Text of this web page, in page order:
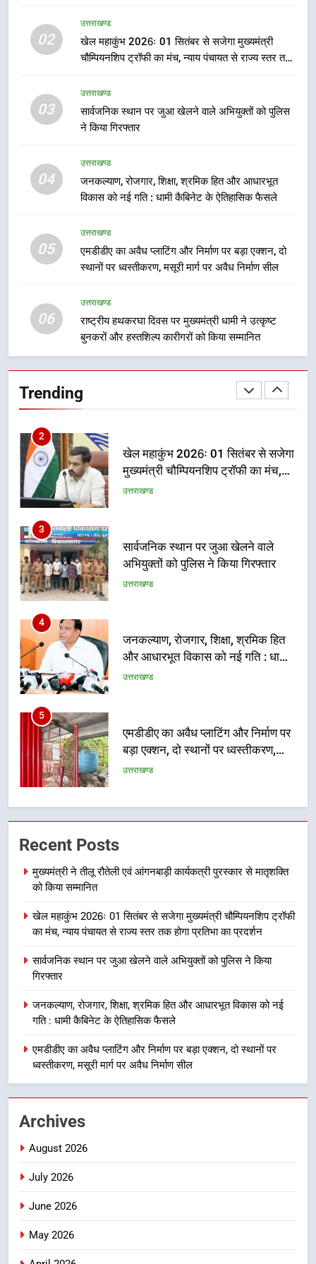
02
उत्तराखण्ड
खेल महाकुंभ 2026ः 01 सितंबर से सजेगा मुख्यमंत्री
चौम्पियनशिप ट्रॉफी का मंच, न्याय पंचायत से राज्य स्तर तक
03
उत्तराखण्ड
सार्वजनिक स्थान पर जुआ खेलने वाले अभियुक्तों को पुलिस
ने किया गिरफ्तार
04
उत्तराखण्ड
जनकल्याण, रोजगार, शिक्षा, श्रमिक हित और आधारभूत
विकास को नई गति : धामी कैबिनेट के ऐतिहासिक फैसले
05
उत्तराखण्ड
एमडीडीए का अवैध प्लाटिंग और निर्माण पर बड़ा एक्शन, दो
स्थानों पर ध्वस्तीकरण, मसूरी मार्ग पर अवैध निर्माण सील
06
उत्तराखण्ड
राष्ट्रीय हथकरघा दिवस पर मुख्यमंत्री धामी ने उत्कृष्ट
बुनकरों और हस्तशिल्प कारीगरों को किया सम्मानित
Trending
का गठन
मुख्यमंत्री धामी बोले- युवाओं को रोजगार
देना सरकार की सर्वोच्च प्राथमिकता, आने
1
मुख्यमंत्री ने तीलू रौतेली एवं आंगनबाड़ी
मुख्यमंत्री चौम्पियनशिप ट्रॉफी का मंच,
न्याय पंचायत से राज्य स्तर तक होगा
3
सार्वजनिक स्थान पर जुआ खेलने वाले
अभियुक्तों को पुलिस ने किया गिरफ्तार
उत्तराखण्ड
4
जनकल्याण, रोजगार, शिक्षा, श्रमिक हित
और आधारभूत विकास को नई गति : धामी
कैबिनेट के ऐतिहासिक फैसले
उत्तराखण्ड
5
एमडीडीए का अवैध प्लाटिंग और निर्माण पर
बड़ा एक्शन, दो स्थानों पर ध्वस्तीकरण,
मसूरी मार्ग पर अवैध निर्माण सील
उत्तराखण्ड
6
राष्ट्रीय हथकरघा दिवस पर मुख्यमंत्री
धामी ने उत्कृष्ट बुनकरों और हस्तशिल्प
कारीगरों को किया सम्मानित
उत्तराखण्ड
7
उत्तराखण्ड
मुख्यमंत्री धामी बोले- युवाओं को रोजगार
देना सरकार की सर्वोच्च प्राथमिकता, आने
वाले महीनों में हजारों पदों पर की जाएगी
उत्तराखण्ड
मुख्यमंत्री ने तीलू रौतेली एवं आंगनबाड़ी
सम्मानित
उत्तराखण्ड
3
Recent Posts
मुख्यमंत्री ने तीलू रौतेली एवं आंगनबाड़ी कार्यकत्री पुरस्कार से मातृशक्ति
को किया सम्मानित
खेल महाकुंभ 2026ः 01 सितंबर से सजेगा मुख्यमंत्री चौम्पियनशिप ट्रॉफी
का मंच, न्याय पंचायत से राज्य स्तर तक होगा प्रतिभा का प्रदर्शन
सार्वजनिक स्थान पर जुआ खेलने वाले अभियुक्तों को पुलिस ने किया
गिरफ्तार
जनकल्याण, रोजगार, शिक्षा, श्रमिक हित और आधारभूत विकास को नई
गति : धामी कैबिनेट के ऐतिहासिक फैसले
एमडीडीए का अवैध प्लाटिंग और निर्माण पर बड़ा एक्शन, दो स्थानों पर
ध्वस्तीकरण, मसूरी मार्ग पर अवैध निर्माण सील
Archives
August 2026
July 2026
June 2026
May 2026